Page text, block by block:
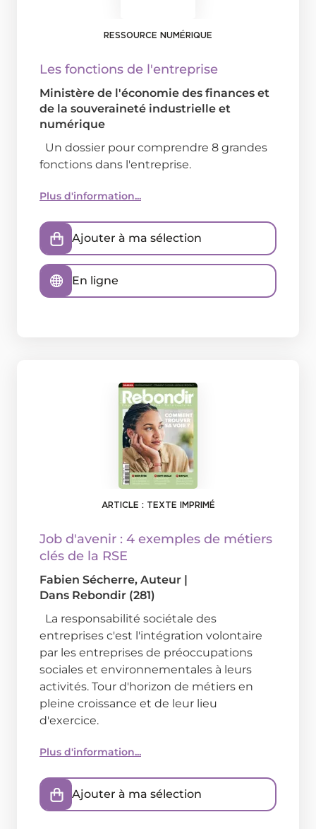
RESSOURCE NUMÉRIQUE
Les fonctions de l'entreprise
Ministère de l'économie des finances et
de la souveraineté industrielle et
numérique
Un dossier pour comprendre 8 grandes
fonctions dans l'entreprise.
Plus d'information...
Ajouter à ma sélection
En ligne
ARTICLE : TEXTE IMPRIMÉ
Job d'avenir : 4 exemples de métiers
clés de la RSE
Fabien Sécherre, Auteur |
Dans Rebondir (281)
La responsabilité sociétale des
entreprises c'est l'intégration volontaire
par les entreprises de préoccupations
sociales et environnementales à leurs
activités. Tour d'horizon de métiers en
pleine croissance et de leur lieu
d'exercice.
Plus d'information...
Ajouter à ma sélection